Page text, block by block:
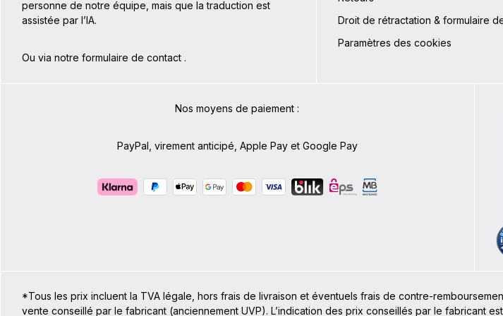
personne de notre équipe, mais que la traduction est
assistée par l’IA.
Ou via notre formulaire de contact .
Droit de rétractation & formulaire
Paramètres des cookies
Nos moyens de paiement :
PayPal, virement anticipé, Apple Pay et Google Pay
*Tous les prix incluent la TVA légale, hors frais de livraison et éventuels frais de contre-
vente conseillé par le fabricant (anciennement UVP). L’indication des prix conseillés par le fabricant